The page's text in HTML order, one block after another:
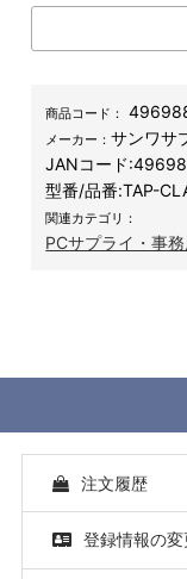
商品コード：
メーカー：サンワサ
JANコード:
型番/品番:TAP-
関連カテゴリ：
PCサプライ・事
注文履歴
登録情報の変